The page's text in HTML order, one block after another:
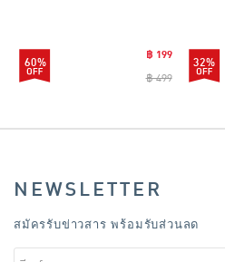
60%
฿ 199
฿ 499
32%
NEWSLETTER
สมัครรับข่าวสาร พร้อมรับส่วนลด